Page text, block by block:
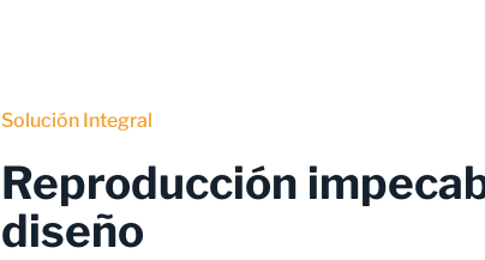
Solución Integral
Reproducción
diseño